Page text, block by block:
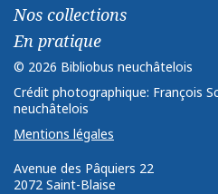
Nos collections
En pratique
© 2026 Bibliobus neuchâtelois
Crédit photographique: François
neuchâtelois
Mentions légales
Avenue des Pâquiers 22 ­ ­
2072 Saint-Blaise ­ ­ ­